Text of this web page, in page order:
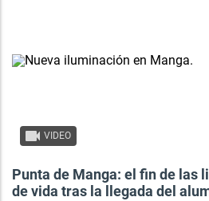
VIDEO
Punta de Manga: el fin de las
de vida tras la llegada del